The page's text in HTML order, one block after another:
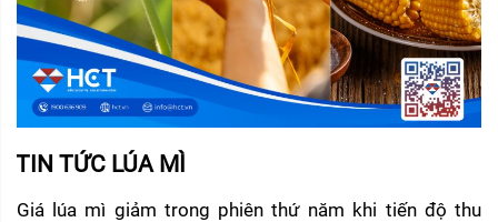
TIN TỨC LÚA MÌ
Giá lúa mì giảm trong phiên thứ năm khi tiến độ thu